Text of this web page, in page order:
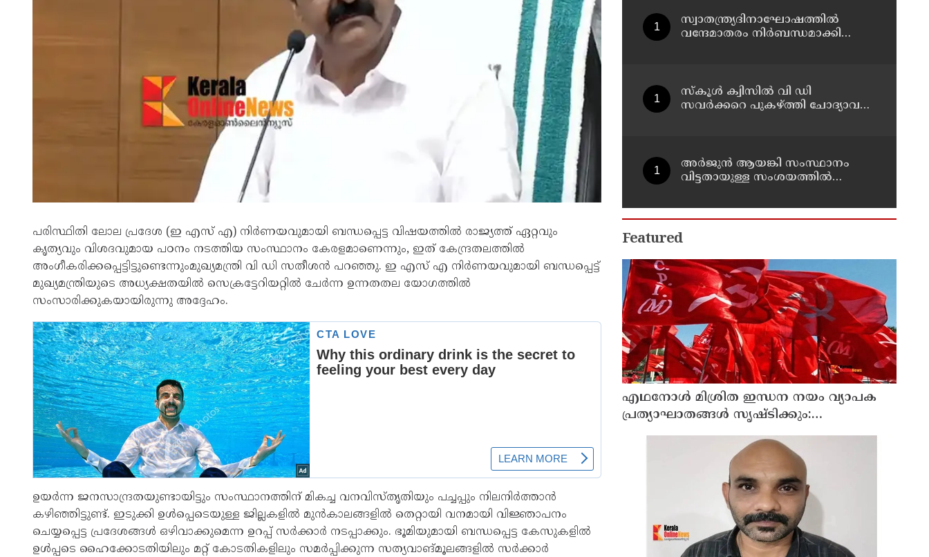
പരിസ്ഥിതി ലോല പ്രദേശ (ഇ എസ് എ) നിർണയവുമായി ബന്ധപ്പെട്ട വിഷയത്തിൽ രാജ്യത്ത് ഏറ്റവും
കൃത്യവും വിശദവുമായ പഠനം നടത്തിയ സംസ്ഥാനം കേരളമാണെന്നും, ഇത് കേന്ദ്രതലത്തിൽ
അംഗീകരിക്കപ്പെട്ടിട്ടുണ്ടെന്നുംമുഖ്യമന്ത്രി വി ഡി സതീശൻ പറഞ്ഞു. ഇ എസ് എ നിർണയവുമായി ബന്ധപ്പെട്ട്
മുഖ്യമന്ത്രിയുടെ അധ്യക്ഷതയിൽ സെക്രട്ടേറിയറ്റിൽ ചേർന്ന ഉന്നതതല യോഗത്തിൽ
സംസാരിക്കുകയായിരുന്നു അദ്ദേഹം.
ഉയർന്ന ജനസാന്ദ്രതയുണ്ടായിട്ടും സംസ്ഥാനത്തിന് മികച്ച വനവിസ്തൃതിയും പച്ചപ്പും നിലനിർത്താൻ
കഴിഞ്ഞിട്ടുണ്ട്. ഇടുക്കി ഉൾപ്പെടെയുള്ള ജില്ലകളിൽ മുൻകാലങ്ങളിൽ തെറ്റായി വനമായി വിജ്ഞാപനം
ചെയ്യപ്പെട്ട പ്രദേശങ്ങൾ ഒഴിവാക്കുമെന്ന ഉറപ്പ് സർക്കാർ നടപ്പാക്കും. ഭൂമിയുമായി ബന്ധപ്പെട്ട കേസുകളിൽ
ഉൾപ്പടെ ഹൈക്കോടതിയിലും മറ്റ് കോടതികളിലും സമർപ്പിക്കുന്ന സത്യവാങ്മൂലങ്ങളിൽ സർക്കാർ
സ്വാതന്ത്ര്യദിനാഘോഷത്തില്‍
വന്ദേമാതരം നിര്‍ബന്ധമാക്കി
സ്‌കൂള്‍ ക്വിസില്‍ വി ഡി
സവര്‍ക്കറെ പുകഴ്ത്തി ചോദ്യാവലി;
അര്‍ജുന്‍ ആയങ്കി സംസ്ഥാനം
വിട്ടതായുള്ള സംശയത്തില്‍
Featured
എഥനോള്‍ മിശ്രിത ഇന്ധന നയം വ്യാപക
പ്രത്യാഘാതങ്ങള്‍ സൃഷ്ടിക്കും:
പിന്‍വലിച്ചില്ലെങ്കില്‍ ജനകീയ
പ്രതിഷേധമെന്ന് സിപിഐഎം